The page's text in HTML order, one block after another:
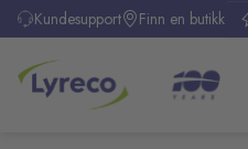
hovedinnhold
Kundesupport Finn en butikk